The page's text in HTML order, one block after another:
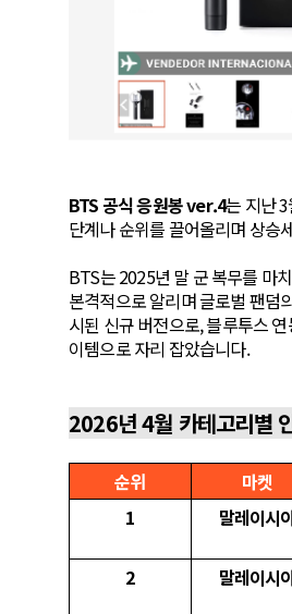
BTS 공식 응원봉 ver.4는 지난
단계나 순위를 끌어올리며 상승
BTS는 2025년 말 군 복무를 마
본격적으로 알리며 글로벌 팬덤
시된 신규 버전으로, 블루투스
이템으로 자리 잡았습니다.
2026년 4월 카테고리별
순위 마켓
1
말레이시
2
말레이시